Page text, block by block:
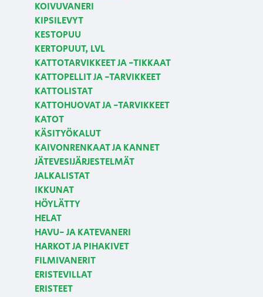
KOIVUVANERI
KIPSILEVYT
KESTOPUU
KERTOPUUT, LVL
KATTOTARVIKKEET JA -TIKKAAT
KATTOPELLIT JA -TARVIKKEET
KATTOLISTAT
KATTOHUOVAT JA -TARVIKKEET
KATOT
KÄSITYÖKALUT
KAIVONRENKAAT JA KANNET
JÄTEVESIJÄRJESTELMÄT
JALKALISTAT
IKKUNAT
HÖYLÄTTY
HELAT
HAVU- JA KATEVANERI
HARKOT JA PIHAKIVET
FILMIVANERIT
ERISTEVILLAT
ERISTEET